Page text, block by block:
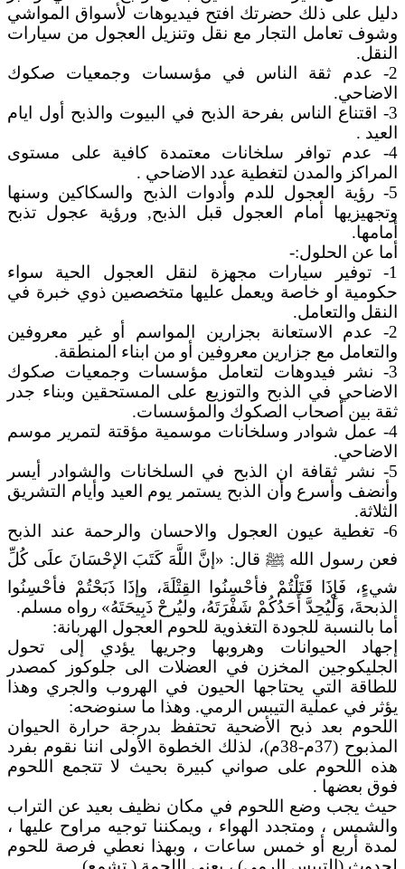
دليل على ذلك حضرتك افتح فيديوهات لأسواق المواشي
وشوف تعامل التجار مع نقل وتنزيل العجول من سيارات
النقل.
2- عدم ثقة الناس في مؤسسات وجمعيات صكوك
الاضاحي.
3- اقتناع الناس بفرحة الذبح في البيوت والذبح أول ايام
العيد .
4- عدم توافر سلخانات معتمدة كافية على مستوى
المراكز والمدن لتغطية عدد الاضاحي .
5- رؤية العجول للدم وأدوات الذبح والسكاكين وسنها
وتجهيزيها أمام العجول قبل الذبح, ورؤية عجول تذبح
أمامها.
أما عن الحلول:-
1- توفير سيارات مجهزة لنقل العجول الحية سواء
حكومية او خاصة ويعمل عليها متخصصين ذوي خبرة في
النقل والتعامل.
2- عدم الاستعانة بجزارين المواسم أو غير معروفين
والتعامل مع جزارين معروفين أو من ابناء المنطقة.
3- نشر فيدوهات لتعامل مؤسسات وجمعيات صكوك
الاضاحي في الذبح والتوزيع على المستحقين وبناء جدر
ثقة بين أصحاب الصكوك والمؤسسات.
4- عمل شوادر وسلخانات موسمية مؤقتة لتمرير موسم
الاضاحي.
5- نشر ثقافة ان الذبح في السلخانات والشوادر أيسر
وأنضف وأسرع وأن الذبح يستمر يوم العيد وأيام التشريق
الثلاثة.
6- تغطية عيون العجول والاحسان والرحمة عند الذبح
فعن رسول الله ﷺ قال: «إنَّ اللَّهَ كَتَبَ الإحْسَانَ علَى كُلِّ
شيءٍ، فَإِذَا قَتَلْتُمْ فأحْسِنُوا القِتْلَةَ، وإذَا ذَبَحْتُمْ فأحْسِنُوا
الذبحةَ، وَلْيُحِدَّ أَحَدُكُمْ شَفْرَتَهُ، وليُرحْ ذَبِيحَتَهُ» رواه مسلم.
أما بالنسبة للجودة التغذوية للحوم العجول الهربانة:
إجهاد الحيوانات وهروبها وجريها يؤدي إلى تحول
الجليكوجين المخزن في العضلات الى جلوكوز كمصدر
للطاقة التي يحتاجها الحيون في الهروب والجري وهذا
يؤثر في عملية التيبس الرمي. وهذا ما سنوضحه:
اللحوم بعد ذبح الأضحية تحتفظ بدرجة حرارة الحيوان
المذبوح (37م-38م)، لذلك الخطوة الأولى اننا نقوم بفرد
هذه اللحوم على صواني كبيرة بحيث لا تتجمع اللحوم
فوق بعضها .
حيث يجب وضع اللحوم في مكان نظيف بعيد عن التراب
والشمس ، ومتجدد الهواء ، ويمكننا توجيه مراوح عليها ،
لمدة أربع أو خمس ساعات ، وبهذا نعطي فرصة للحوم